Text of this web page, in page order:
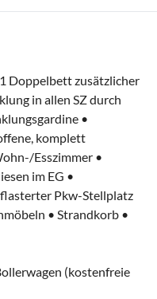
Doppelbett zusätzlicher
in allen SZ durch
•
komplett
Esszimmer •
im EG •
Pkw-Stellplatz
• Strandkorb •
(kostenfreie